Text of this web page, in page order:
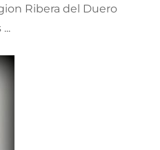
Ribera del Duero